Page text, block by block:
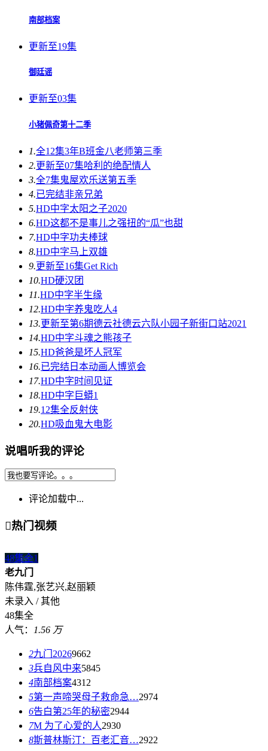
南部档案
更新至19集
御廷谣
更新至03集
小猪佩奇第十二季
1.全12集3年B班金八老师第三季
2.更新至07集哈利的绝配情人
3.全7集鬼屋欢乐送第五季
4.已完结非亲兄弟
5.HD中字太阳之子2020
6.HD这都不是事儿之强扭的“瓜”也甜
7.HD中字功夫棒球
8.HD中字马上双雄
9.更新至16集Get Rich
10.HD硬汉团
11.HD中字半生缘
12.HD中字养鬼吃人4
13.更新至第6期德云社德云六队小园子新街口站2021
14.HD中字斗魂之熊孩子
15.HD爸爸是坏人冠军
16.已完结 日本动画人博览会
17.HD中字时间见证
18.HD中字 巨蟒1
19.12集全反射侠
20.HD吸血鬼大电影
说唱听我的评论
评论加载中...
热门视频
48集全1
老九门
陈伟霆,张艺兴,赵丽颖
未录入 / 其他
48集全
人气：
1.56 万
2九门20269662
3兵自风中来5845
4南部档案4312
5第一声啼哭母子救命急…2974
6告白第25年的秘密2944
7M 为了心爱的人2930
8斯普林斯汀：百老汇音…2922